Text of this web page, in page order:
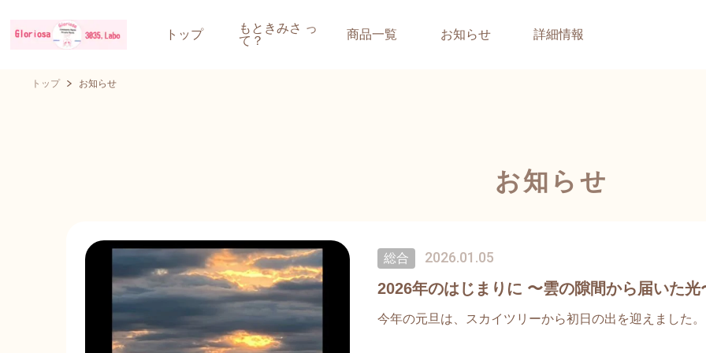
トップ
もときみさ っ
て？
商品一覧 お知らせ 詳細情報
トップ お知らせ
お知らせ
総合 2026.01.05
2026年のはじまりに 〜雲の隙間から届いた光
今年の元旦は、スカイツリーから初日の出を迎えました。